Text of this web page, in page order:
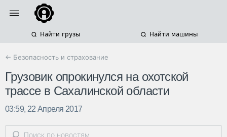
Найти грузы Найти машины
← Безопасность и страхование
Грузовик опрокинулся на охотской
трассе в Сахалинской области
03:59, 22 Апреля 2017